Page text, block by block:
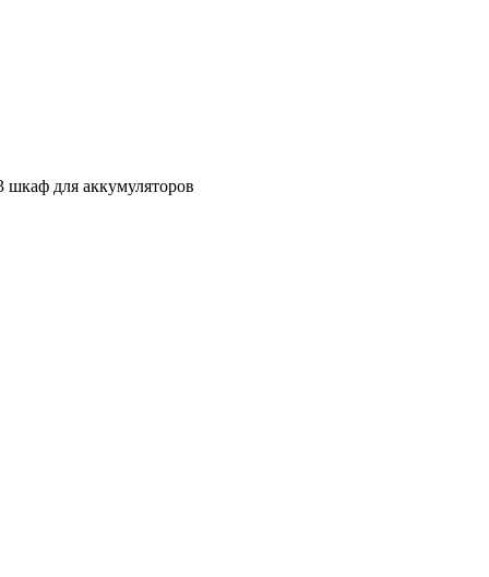
для аккумуляторов